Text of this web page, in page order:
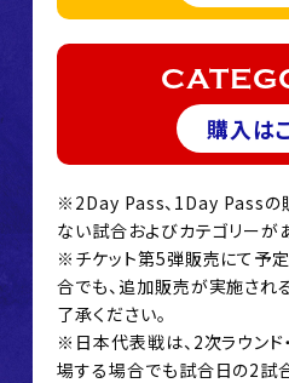
購入は
※2Day Pass、1Day Passの
ない試合およびカテゴリーが
※チケット第5弾販売にて予
合でも、追加販売が実施され
了承ください。
※日本代表戦は、2次ラウンド
場する場合でも試合日の2試